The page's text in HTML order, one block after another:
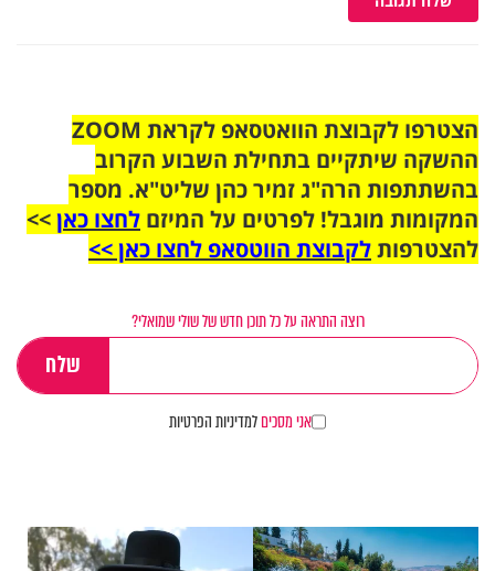
הצטרפו לקבוצת הוואטסאפ לקראת ZOOM
ההשקה שיתקיים בתחילת השבוע הקרוב
בהשתתפות הרה"ג זמיר כהן שליט"א. מספר
המקומות מוגבל! לפרטים על המיזם לחצו כאן>>
להצטרפותלקבוצת הווטסאפ לחצו כאן >>
רוצה התראה על כל תוכן חדש של שולי שמואלי?
אני מסכיםלמדיניות הפרטיות